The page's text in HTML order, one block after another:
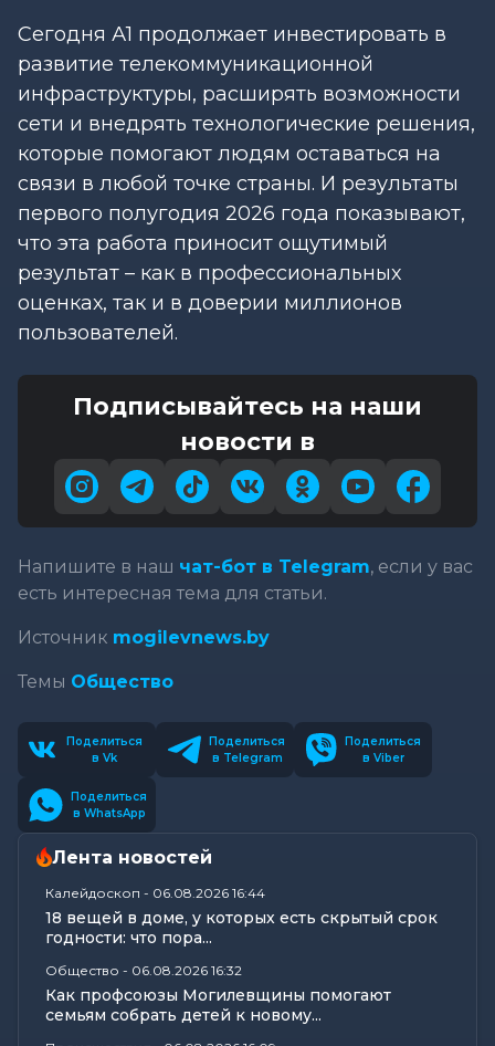
Сегодня А1 продолжает инвестировать в
развитие телекоммуникационной
инфраструктуры, расширять возможности
сети и внедрять технологические решения,
которые помогают людям оставаться на
связи в любой точке страны. И результаты
первого полугодия 2026 года показывают,
что эта работа приносит ощутимый
результат – как в профессиональных
оценках, так и в доверии миллионов
пользователей.
Подписывайтесь на наши
новости в
Напишите в наш чат-бот в Telegram, если у вас
есть интересная тема для статьи.
Источник mogilevnews.by
Темы Общество
Поделиться
в Vk
Поделиться
в Telegram
Поделиться
в Viber
Поделиться
в WhatsApp
Лента новостей
Калейдоскоп - 06.08.2026 16:44
18 вещей в доме, у которых есть скрытый срок
годности: что пора...
Общество - 06.08.2026 16:32
Как профсоюзы Могилевщины помогают
семьям собрать детей к новому...